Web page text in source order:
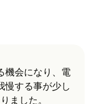
きる見込みで
考えるとお勧